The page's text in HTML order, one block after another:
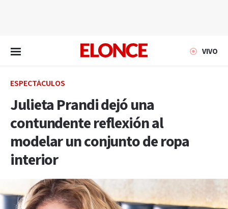
VIVO
ESPECTÁCULOS
Julieta Prandi dejó una
contundente reflexión al
modelar un conjunto de ropa
interior